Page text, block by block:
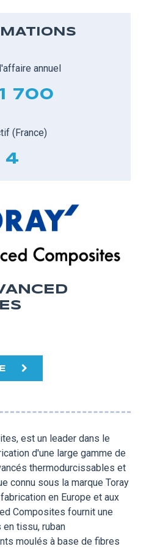
annuel
700
(France)
4
est un leader dans le
d'une large gamme de
thermodurcissables et
connu sous la marque Toray
en Europe et aux
Composites fournit une
tissu, ruban
moulés à base de fibres